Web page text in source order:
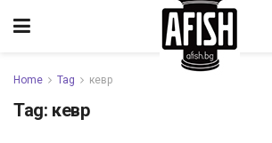
Home Tag кевр
Tag: кевр